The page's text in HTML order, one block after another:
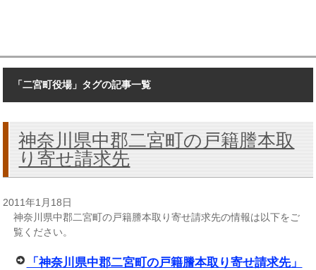
「二宮町役場」タグの記事一覧
神奈川県中郡二宮町の戸籍謄本取
り寄せ請求先
2011年1月18日
神奈川県中郡二宮町の戸籍謄本取り寄せ請求先の情報は以下をご
覧ください。
「神奈川県中郡二宮町の戸籍謄本取り寄せ請求先」